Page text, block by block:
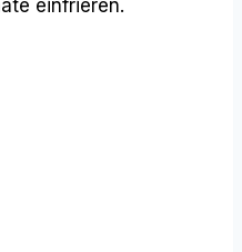
einfrieren.